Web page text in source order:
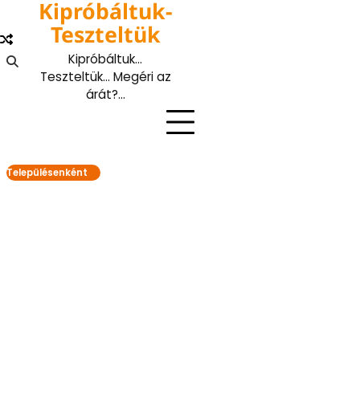
content
Kipróbáltuk-
Teszteltük
Kipróbáltuk…
Teszteltük… Megéri az
árát?…
Településenként